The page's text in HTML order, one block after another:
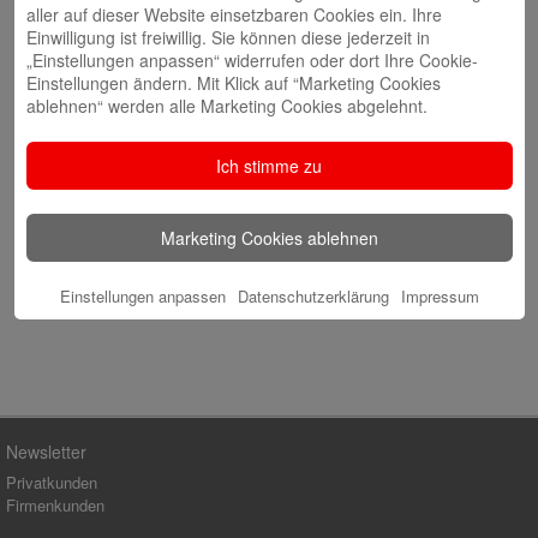
Instagram
Ausbildung & Karriere
Ansprechpartner
Newsletter
Privatkunden
Firmenkunden
aller auf dieser Website einsetzbaren Cookies ein. Ihre
Einwilligung ist freiwillig. Sie können diese jederzeit in
„Einstellungen anpassen“ widerrufen oder dort Ihre Cookie-
Einstellungen ändern. Mit Klick auf “Marketing Cookies
ablehnen“ werden alle Marketing Cookies abgelehnt.
Ich stimme zu
Marketing Cookies ablehnen
Einstellungen anpassen Datenschutzerklärung Impressum